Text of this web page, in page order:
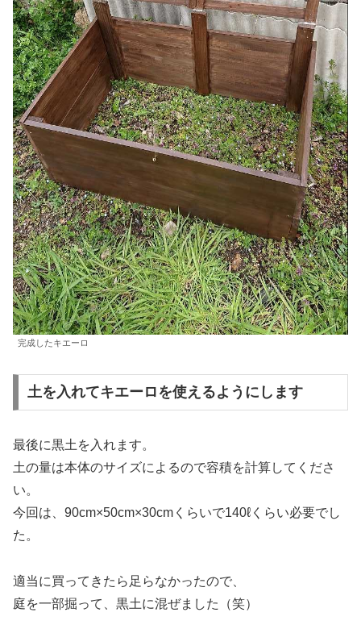
完成したキエーロ
土を入れてキエーロを使えるようにします
最後に黒土を入れます。
土の量は本体のサイズによるので容積を計算してくださ
い。
今回は、90cm×50cm×30cmくらいで140ℓくらい必要でし
た。
適当に買ってきたら足らなかったので、
庭を一部掘って、黒土に混ぜました（笑）